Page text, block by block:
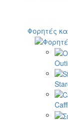
Φορητές